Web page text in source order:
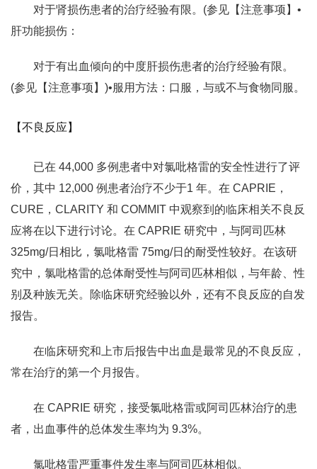
对于肾损伤患者的治疗经验有限。(参见【注意事项】•
肝功能损伤：
对于有出血倾向的中度肝损伤患者的治疗经验有限。
(参见【注意事项】)•服用方法：口服，与或不与食物同服。
【不良反应】
已在 44,000 多例患者中对氯吡格雷的安全性进行了评
价，其中 12,000 例患者治疗不少于1 年。在 CAPRIE，
CURE，CLARITY 和 COMMIT 中观察到的临床相关不良反
应将在以下进行讨论。在 CAPRIE 研究中，与阿司匹林
325mg/日相比，氯吡格雷 75mg/日的耐受性较好。在该研
究中，氯吡格雷的总体耐受性与阿司匹林相似，与年龄、性
别及种族无关。除临床研究经验以外，还有不良反应的自发
报告。
在临床研究和上市后报告中出血是最常见的不良反应，
常在治疗的第一个月报告。
在 CAPRIE 研究，接受氯吡格雷或阿司匹林治疗的患
者，出血事件的总体发生率均为 9.3%。
氯吡格雷严重事件发生率与阿司匹林相似。